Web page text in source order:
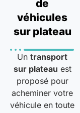
de
véhicules
sur plateau
Untransport
sur plateau est
proposé pour
acheminer votre
véhicule en toute